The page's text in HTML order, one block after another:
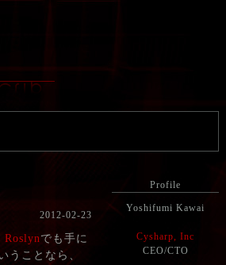
2012-02-23
Roslynでも手に
うことなら、
Profile
Yoshifumi Kawai
Cysharp, Inc
CEO/CTO